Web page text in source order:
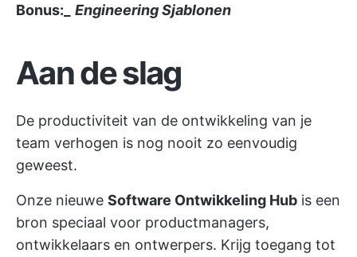
Bonus:_ Engineering Sjablonen
Aan de slag
De productiviteit van de ontwikkeling van je
team verhogen is nog nooit zo eenvoudig
geweest.
Onze nieuwe Software Ontwikkeling Hub is een
bron speciaal voor productmanagers,
ontwikkelaars en ontwerpers. Krijg toegang tot